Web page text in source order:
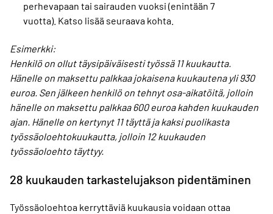
perhevapaan tai sairauden vuoksi (enintään 7
vuotta). Katso lisää seuraava kohta.
Esimerkki:
Henkilö on ollut täysipäiväisesti työssä 11 kuukautta.
Hänelle on maksettu palkkaa jokaisena kuukautena yli 930
euroa. Sen jälkeen henkilö on tehnyt osa-aikatöitä, jolloin
hänelle on maksettu palkkaa 600 euroa kahden kuukauden
ajan. Hänelle on kertynyt 11 täyttä ja kaksi puolikasta
työssäoloehtokuukautta, jolloin 12 kuukauden
työssäoloehto täyttyy.
28 kuukauden tarkastelujakson pidentäminen
Työssäoloehtoa kerryttäviä kuukausia voidaan ottaa